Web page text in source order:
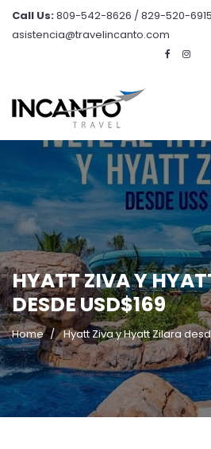
Call Us:809-542-8626 / 829-520-6915
asistencia@travelincanto.com
HYATT ZIVA Y
DESDE USD$169
Home Hyatt Ziva y Hyatt Zilara